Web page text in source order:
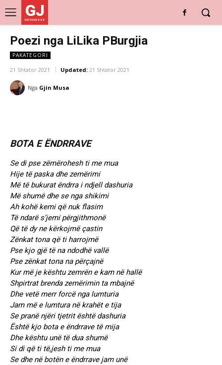
GJ
DRITARE E RE
Poezi nga LiLika PBurgjia
PAKATEGORI
21 Shtator 2021 Updated: 21 Shtator 2021
Nga Gjin Musa
BOTA E ËNDRRAVE
Se di pse zëmërohesh ti me mua
Hije të paska dhe zemërimi
Më të bukurat ëndrra i ndjell dashuria
Më shumë dhe se nga shikimi
Ah kohë kemi që nuk flasim
Të ndarë s’jemi përgjithmonë
Që të dy ne kërkojmë çastin
Zënkat tona që ti harrojmë
Pse kjo gjë të na ndodhë vallë
Pse zënkat tona na përçajnë
Kur më je kështu zemrën e kam në hallë
Shpirtrat brenda zemërimin ta mbajnë
Dhe vetë merr forcë nga lumturia
Jam më e lumtura në krahët e tija
Se pranë njëri tjetrit është dashuria
Është kjo bota e ëndrrave të mija
Dhe kështu unë të dua shumë
Si di që ti të,jesh ti me mua
Se dhe në botën e ëndrrave jam unë